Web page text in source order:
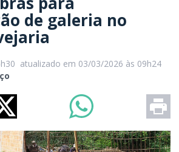
de galeria no
atualizado em 03/03/2026 às 09h24